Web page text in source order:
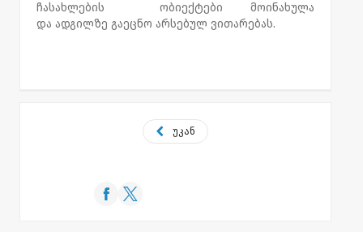
ჩასახლების ობიექტები მოინახულა
და ადგილზე გაეცნო არსებულ ვითარებას.
უკან